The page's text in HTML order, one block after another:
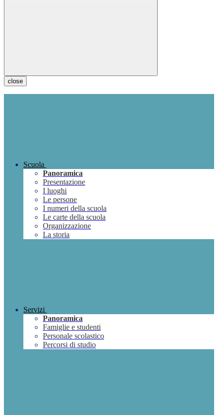
close
Scuola
Panoramica
Presentazione
I luoghi
Le persone
I numeri della scuola
Le carte della scuola
Organizzazione
La storia
Servizi
Panoramica
Famiglie e studenti
Personale scolastico
Percorsi di studio